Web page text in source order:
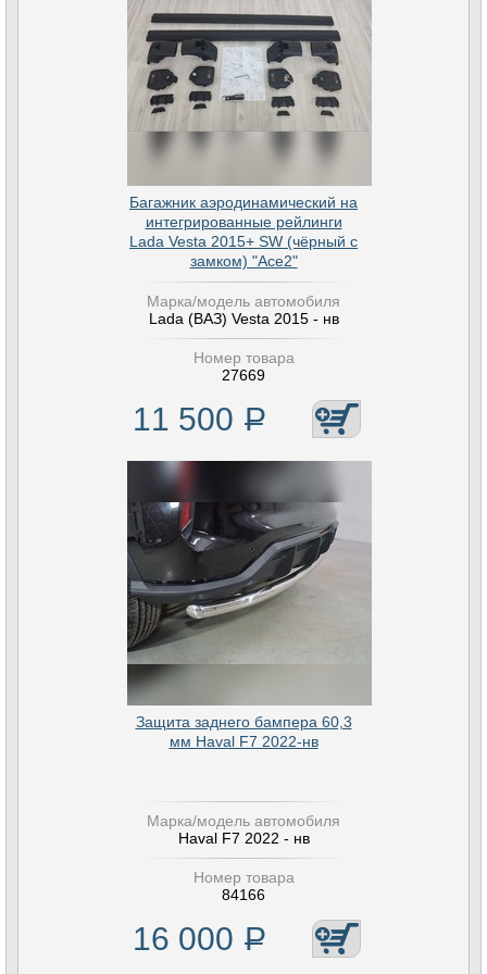
Багажник аэродинамический на
интегрированные рейлинги
Lada Vesta 2015+ SW (чёрный с
замком) "Ace2"
Марка/модель автомобиля
Lada (ВАЗ) Vesta 2015 - нв
Номер товара
27669
11 500 Р
Защита заднего бампера 60,3
мм Haval F7 2022-нв
Марка/модель автомобиля
Haval F7 2022 - нв
Номер товара
84166
16 000 Р